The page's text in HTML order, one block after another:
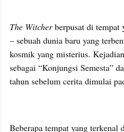
The Witcher berpusat di tempat
– sebuah dunia baru yang
kosmik yang misterius.
sebagai “Konjungsi Semesta”
tahun sebelum cerita dimulai
Beberapa tempat yang terkenal